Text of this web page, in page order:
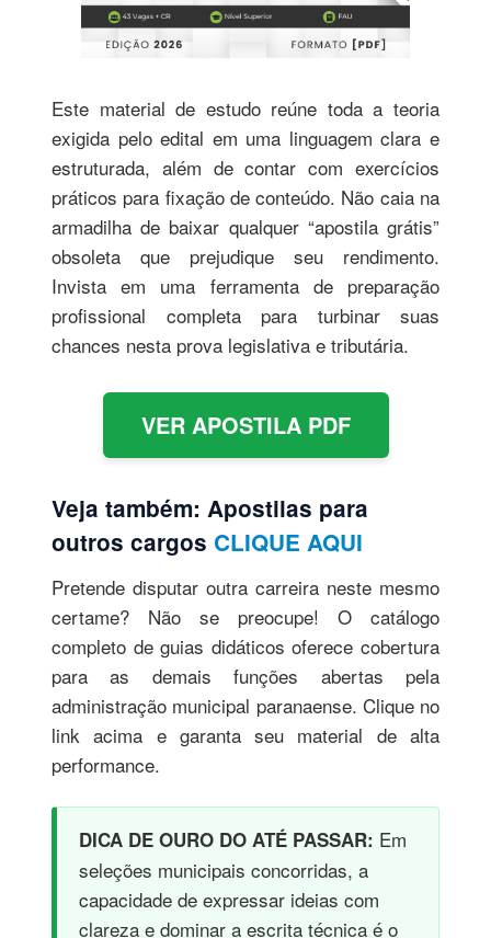
Este material de estudo reúne toda a teoria
exigida pelo edital em uma linguagem clara e
estruturada, além de contar com exercícios
práticos para fixação de conteúdo. Não caia na
armadilha de baixar qualquer “apostila grátis”
obsoleta que prejudique seu rendimento.
Invista em uma ferramenta de preparação
profissional completa para turbinar suas
chances nesta prova legislativa e tributária.
VER APOSTILA PDF
Veja também: Apostilas para
outros cargos CLIQUE AQUI
Pretende disputar outra carreira neste mesmo
certame? Não se preocupe! O catálogo
completo de guias didáticos oferece cobertura
para as demais funções abertas pela
administração municipal paranaense. Clique no
link acima e garanta seu material de alta
performance.
DICA DE OURO DO ATÉ PASSAR: Em
seleções municipais concorridas, a
capacidade de expressar ideias com
clareza e dominar a escrita técnica é o